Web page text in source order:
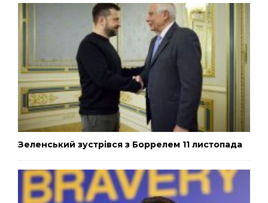
Зеленський зустрівся з Боррелем 11 листопада